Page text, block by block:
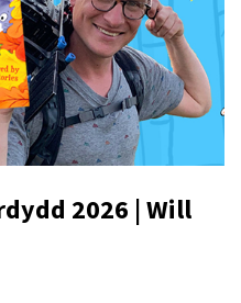
2026 | Will